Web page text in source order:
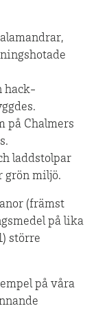
hack-
på Chalmers
laddstolpar
grön miljö.
(främst
på lika
större
på våra